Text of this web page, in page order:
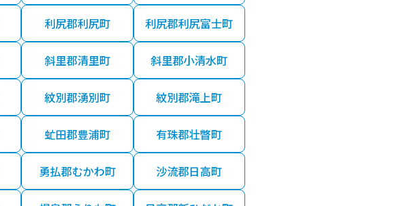
利尻郡利尻町 利尻郡利尻富士町
斜里郡清里町 斜里郡小清水町
紋別郡湧別町 紋別郡滝上町
虻田郡豊浦町 有珠郡壮瞥町
勇払郡むかわ町 沙流郡日高町